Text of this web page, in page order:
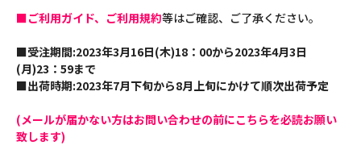
■ご利用ガイド、ご利用規約等はご確認、ご了承ください。
■受注期間:2023年3月16日(木)18：00から2023年4月3日
(月)23：59まで
■出荷時期:2023年7月下旬から8月上旬にかけて順次出荷予定
(メールが届かない方はお問い合わせの前にこちらを必読お願い
致します)